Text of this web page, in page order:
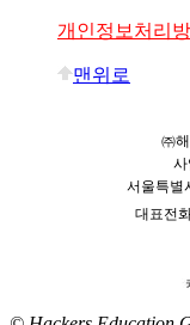
개인정보처리
맨위로
㈜
사
서울특별
대표전